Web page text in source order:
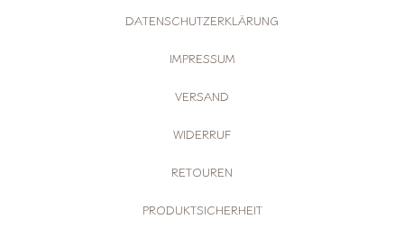
DATENSCHUTZERKLÄRUNG
IMPRESSUM
VERSAND
WIDERRUF
RETOUREN
PRODUKTSICHERHEIT